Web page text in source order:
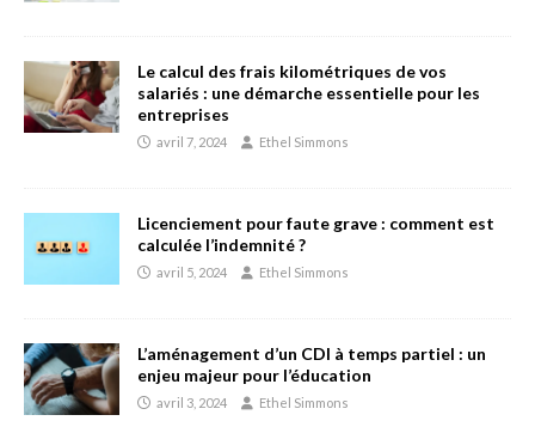
Le calcul des frais kilométriques de vos
salariés : une démarche essentielle pour les
entreprises
avril 7, 2024 Ethel Simmons
Licenciement pour faute grave : comment est
calculée l’indemnité ?
avril 5, 2024 Ethel Simmons
L’aménagement d’un CDI à temps partiel : un
enjeu majeur pour l’éducation
avril 3, 2024 Ethel Simmons